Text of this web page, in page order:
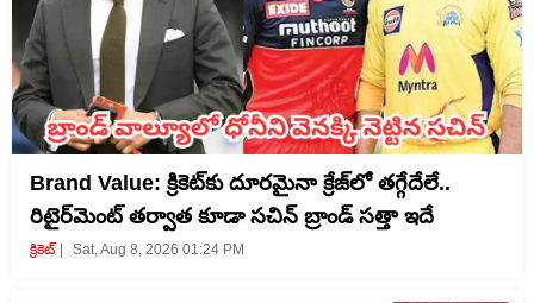
Brand Value: క్రికెట్‌కు దూరమైనా క్రేజ్‌లో తగ్గేదేలే..
రిటైర్‌మెంట్ తర్వాత కూడా సచిన్ బ్రాండ్ సత్తా ఇదే
క్రికెట్‌ Sat, Aug 8, 2026 01:24 PM